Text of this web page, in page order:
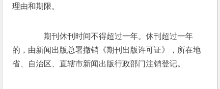
理由和期限。
期刊休刊时间不得超过一年。休刊超过一年
的，由新闻出版总署撤销《期刊出版许可证》，所在地
省、自治区、直辖市新闻出版行政部门注销登记。